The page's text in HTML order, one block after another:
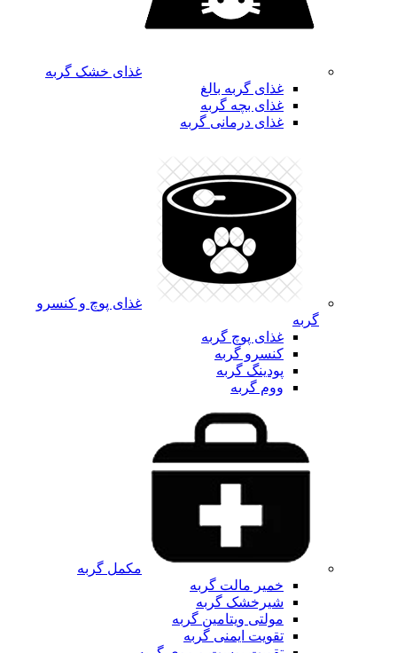
غذای خشک گربه
غذای گربه بالغ
غذای بچه گربه
غذای درمانی گربه
غذای پوچ و کنسرو
گربه
غذای پوچ گربه
کنسرو گربه
پودینگ گربه
ووم گربه
مکمل گربه
خمیر مالت گربه
شیرخشک گربه
مولتی ویتامین گربه
تقویت ایمنی گربه